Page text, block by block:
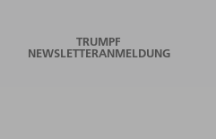
TRUMPF
NEWSLETTERANMELDUNG